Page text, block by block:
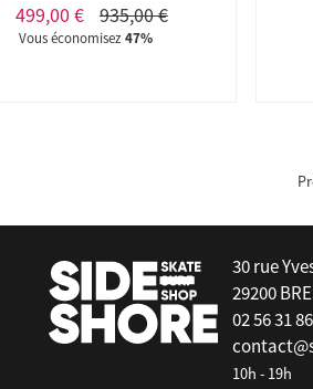
499,00 € 935,00 €
Vous économisez47%
30 rue
29200
02 56 31
10h - 19h